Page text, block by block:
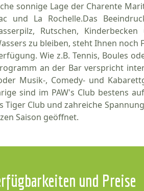
sonnige Lage der Charente
und La Rochelle.Das
Rutschen,
zu bleiben, steht Ihnen
Wie z.B. Tennis, Boules
an der Bar verspricht
Musik-, Comedy- und
sind im PAW's Club bestens
Tiger Club und zahreiche
Saison geöffnet.
und Preise